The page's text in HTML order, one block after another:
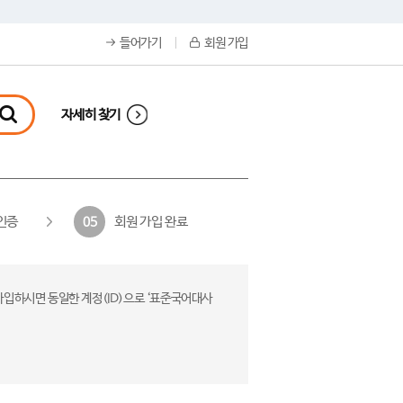
들어가기 회원 가입
자세히 찾기
증 05 회원 가입 완료
하시면 동일한 계정(ID)으로 ‘표준국어대사